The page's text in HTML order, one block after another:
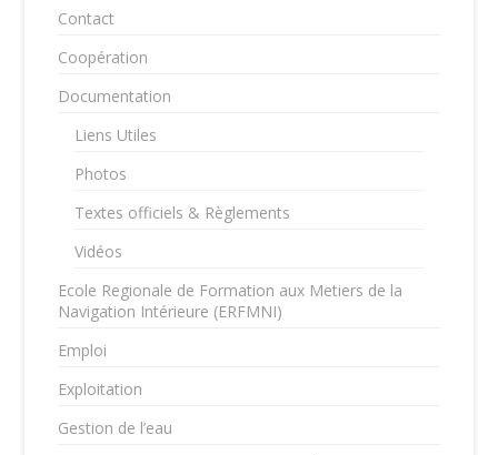
Contact
Coopération
Documentation
Liens Utiles
Photos
Textes officiels & Règlements
Vidéos
Ecole Regionale de Formation aux Metiers de la
Navigation Intérieure (ERFMNI)
Emploi
Exploitation
Gestion de l’eau